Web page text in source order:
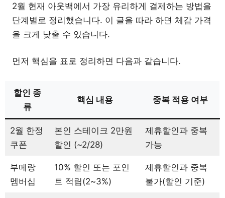
2월 현재 아웃백에서 가장 유리하게 결제하는 방법을
단계별로 정리했습니다. 이 글을 따라 하면 체감 가격
을 크게 낮출 수 있습니다.
먼저 핵심을 표로 정리하면 다음과 같습니다.
할인 종
류
핵심 내용 중복 적용 여부
2월 한정
쿠폰
본인 스테이크 2만원
할인 (~2/28)
제휴할인과 중복
가능
부메랑
멤버십
10% 할인 또는 포인
트 적립(2~3%)
제휴할인과 중복
불가(할인 기준)